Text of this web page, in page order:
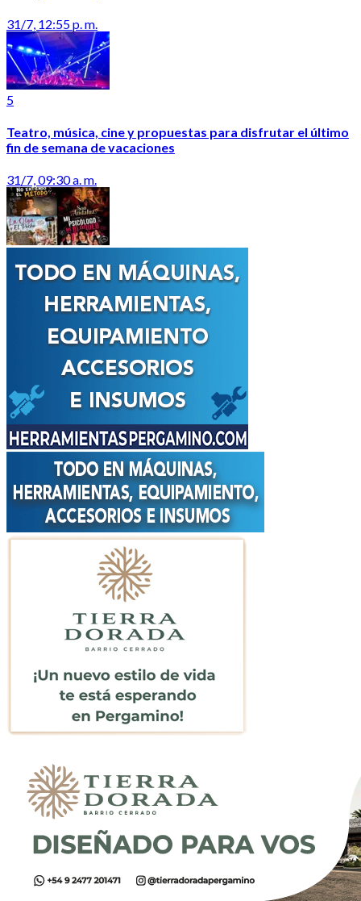
31/7, 12:55 p. m.
5
Teatro, música, cine y propuestas para disfrutar el último
fin de semana de vacaciones
31/7, 09:30 a. m.